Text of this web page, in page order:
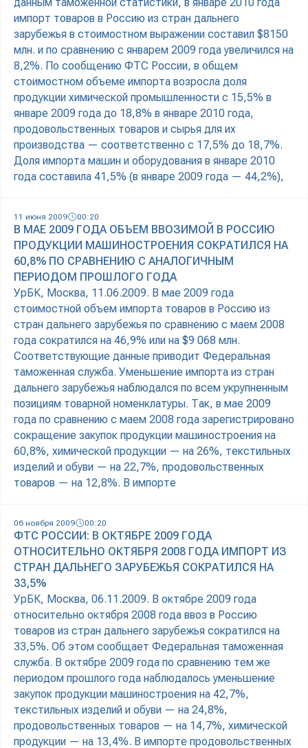
данным таможенной статистики, в январе 2010 года
импорт товаров в Россию из стран дальнего
зарубежья в стоимостном выражении составил $8150
млн. и по сравнению с январем 2009 года увеличился на
8,2%. По сообщению ФТС России, в общем
стоимостном объеме импорта возросла доля
продукции химической промышленности с 15,5% в
январе 2009 года до 18,8% в январе 2010 года,
продовольственных товаров и сырья для их
производства — соответственно с 17,5% до 18,7%.
Доля импорта машин и оборудования в январе 2010
года составила 41,5% (в январе 2009 года — 44,2%),
11 июня 2009 00:20
В МАЕ 2009 ГОДА ОБЪЕМ ВВОЗИМОЙ В РОССИЮ
ПРОДУКЦИИ МАШИНОСТРОЕНИЯ СОКРАТИЛСЯ НА
60,8% ПО СРАВНЕНИЮ С АНАЛОГИЧНЫМ
ПЕРИОДОМ ПРОШЛОГО ГОДА
УрБК, Москва, 11.06.2009. В мае 2009 года
стоимостной объем импорта товаров в Россию из
стран дальнего зарубежья по сравнению с маем 2008
года сократился на 46,9% или на $9 068 млн.
Соответствующие данные приводит Федеральная
таможенная служба. Уменьшение импорта из стран
дальнего зарубежья наблюдался по всем укрупненным
позициям товарной номенклатуры. Так, в мае 2009
года по сравнению с маем 2008 года зарегистрировано
сокращение закупок продукции машиностроения на
60,8%, химической продукции — на 26%, текстильных
изделий и обуви — на 22,7%, продовольственных
товаров — на 12,8%. В импорте
06 ноября 2009 00:20
ФТС РОССИИ: В ОКТЯБРЕ 2009 ГОДА
ОТНОСИТЕЛЬНО ОКТЯБРЯ 2008 ГОДА ИМПОРТ ИЗ
СТРАН ДАЛЬНЕГО ЗАРУБЕЖЬЯ СОКРАТИЛСЯ НА
33,5%
УрБК, Москва, 06.11.2009. В октябре 2009 года
относительно октября 2008 года ввоз в Россию
товаров из стран дальнего зарубежья сократился на
33,5%. Об этом сообщает Федеральная таможенная
служба. В октябре 2009 года по сравнению тем же
периодом прошлого года наблюдалось уменьшение
закупок продукции машиностроения на 42,7%,
текстильных изделий и обуви — на 24,8%,
продовольственных товаров — на 14,7%, химической
продукции — на 13,4%. В импорте продовольственных